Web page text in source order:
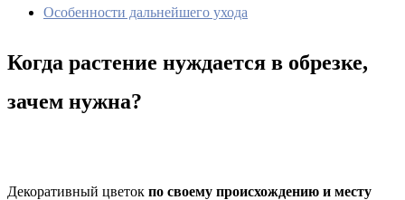
Особенности дальнейшего ухода
Когда растение нуждается в обрезке,
зачем нужна?
Декоративный цветок по своему происхождению и месту